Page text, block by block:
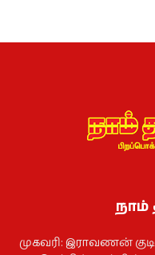
நாம்
முகவரி: இராவணன்